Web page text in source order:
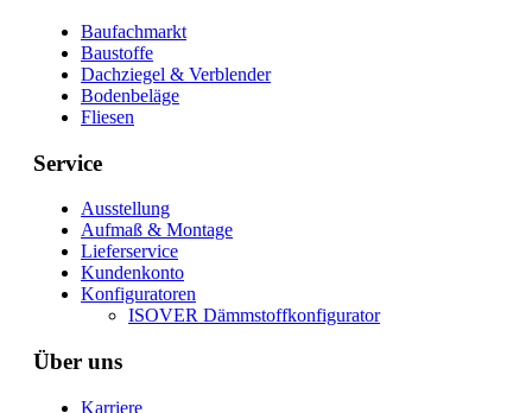
Baufachmarkt
Baustoffe
Dachziegel & Verblender
Bodenbeläge
Fliesen
Service
Ausstellung
Aufmaß & Montage
Lieferservice
Kundenkonto
Konfiguratoren
ISOVER Dämmstoffkonfigurator
Über uns
Karriere